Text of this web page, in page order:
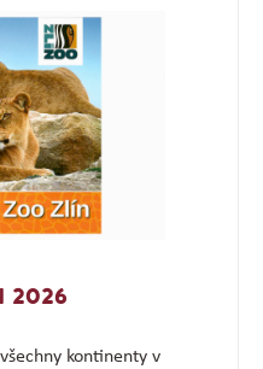
2026
kontinenty v